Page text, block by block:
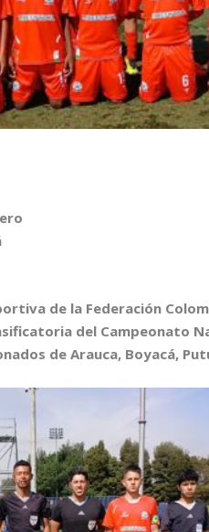
de la Federación
del Campeonato
de Arauca, Boyacá,